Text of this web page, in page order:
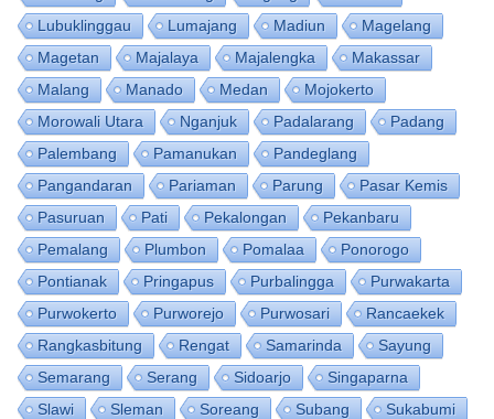
Lubuklinggau
Lumajang Madiun
Magelang
Magetan
Majalaya Majalengka
Makassar
Malang
Manado Medan
Mojokerto
Morowali Utara
Nganjuk Padalarang
Padang
Palembang
Pamanukan
Pandeglang
Pangandaran
Pariaman Parung
Pasar Kemis
Pasuruan
Pati Pekalongan
Pekanbaru
Pemalang
Plumbon Pomalaa
Ponorogo
Pontianak
Pringapus Purbalingga
Purwakarta
Purwokerto
Purworejo Purwosari
Rancaekek
Rangkasbitung
Rengat Samarinda
Sayung
Semarang
Serang Sidoarjo
Singaparna
Slawi
Sleman Soreang Subang
Sukabumi